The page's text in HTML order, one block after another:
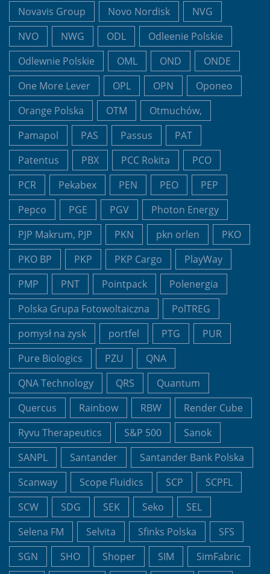
Novavis Group
Novo Nordisk
NVG
NVO
NWG ODL
Odleenie Polskie
Odlewnie Polskie
OML OND
ONDE
One More Lever
OPL OPN
Oponeo
Orange Polska
OTM
Otmuchów,
Pamapol
PAS Passus
PAT
Patentus
PBX PCC Rokita
PCO
PCR
Pekabex PEN PEO
PEP
Pepco
PGE PGV
Photon Energy
PJP Makrum, PJP
PKN pkn orlen
PKO
PKO BP
PKP PKP Cargo
PlayWay
PMP
PNT Pointpack
Polenergia
Polska Grupa Fotowoltaiczna
PolTREG
pomysł na zysk
portfel PTG
PUR
Pure Biologics
PZU
QNA
QNA Technology
QRS
Quantum
Quercus
Rainbow RBW
Render Cube
Ryvu Therapeutics
S&P 500
Sanok
SANPL
Santander
Santander Bank Polska
Scanway
Scope Fluidics SCP
SCPFL
SCW
SDG SEK Seko
SEL
Selena FM
Selvita Sfinks Polska
SFS
SGN
SHO Shoper SIM
SimFabric